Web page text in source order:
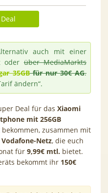
auch mit einer
oderüber MediaMarkts
35GBfür nur 30€ AG.
ändern“.
Deal für das Xiaomi
mit 256GB
bekommen, zusammen mit
Vodafone-Netz, die euch
für 9,99€ mtl. bietet.
bekommt ihr 150€